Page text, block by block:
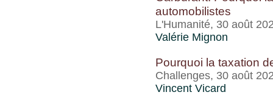
automobilistes
L'Humanité, 30 août
Valérie Mignon
Pourquoi la taxation
Challenges, 30 août
Vincent Vicard